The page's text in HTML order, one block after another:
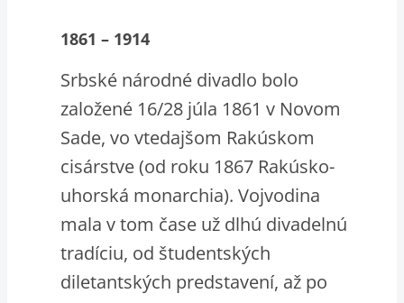
1861 – 1914
Srbské národné divadlo bolo
založené 16/28 júla 1861 v Novom
Sade, vo vtedajšom Rakúskom
cisárstve (od roku 1867 Rakúsko-
uhorská monarchia). Vojvodina
mala v tom čase už dlhú divadelnú
tradíciu, od študentských
diletantských predstavení, až po